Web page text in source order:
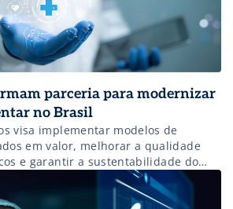
parceria para modernizar
no Brasil
visa implementar modelos de
em valor, melhorar a qualidade
e garantir a sustentabilidade do